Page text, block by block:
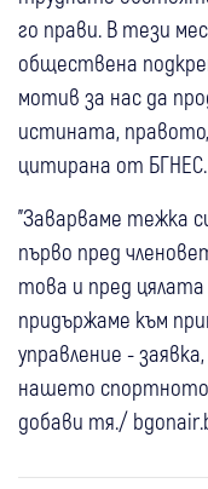
го прави. В тези
обществена
мотив за нас да
истината,
цитирана от БГНЕС.
"Заварваме тежка
първо пред
това и пред
придържаме към
управление -
нашето спортното
добави тя./